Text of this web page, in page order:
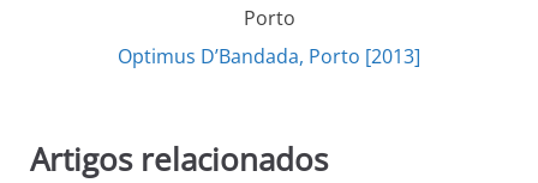
Optimus D’Bandada, Porto [2013]
Artigos relacionados